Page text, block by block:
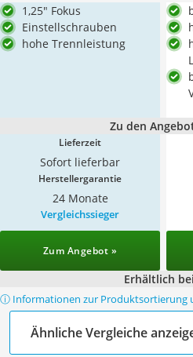
1,25" Fokus
Einstellschrauben
hohe Trennleistung
Zu den
Lieferzeit
Sofort lieferbar
Herstellergarantie
24 Monate
Vergleichssieger
Zum Angebot »
Erhältlich bei
ⓘ Informationen zur Produktsortierung
Ähnliche Vergleiche